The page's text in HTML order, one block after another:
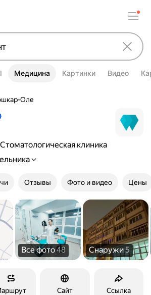
Медицина Картинки Видео
Оле
об организации
Стоматологическая клиника
Отзывы Фото и видео Цены
Все фото48 Снаружи5
Сайт Ссылка